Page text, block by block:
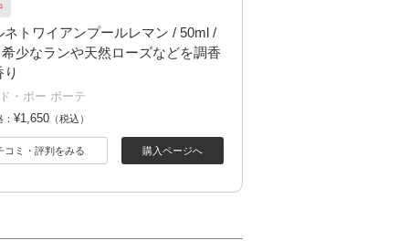
ネトワイアンプールレマン / 50ml /
少なランや天然ローズなどを調香
・ポー ボーテ
¥1,650 （税込）
購入ページへ
コミ・評判をみる